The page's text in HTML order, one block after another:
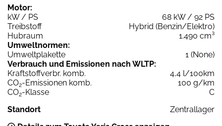
Motor:
kW / PS
68 kW / 92 PS
Treibstoff
Hybrid (Benzin/Elektro)
Hubraum
1.490 cm³
Umweltnormen:
Umweltplakette
1 (None)
Verbrauch und Emissionen nach WLTP:
Kraftstoffverbr. komb.
4,4 l/100km
CO2-Emissionen komb.
100 g/km
CO2-Klasse
C
Standort
Zentrallager